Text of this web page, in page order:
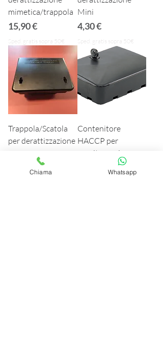
mimetica/trappola
Prezzo
15,90 €
Sped. gratis sopra 50€
Mini
Prezzo
4,30 €
Sped. gratis sopra 50€
Trappola/Scatola
per derattizzazione
Sped. gratis sopra 50€
Contenitore
HACCP per
monitoraggio
roditori e insetti
striscianti
Chiama Whatsapp